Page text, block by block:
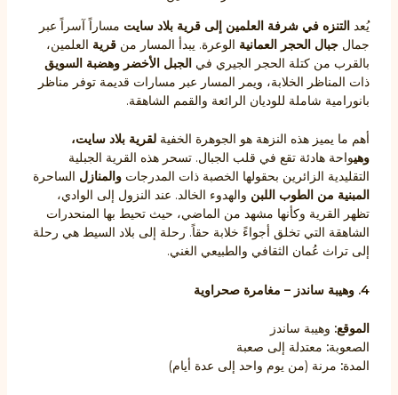
يُعد التنزه في شرفة العلمين إلى قرية بلاد سايت مساراً آسراً عبر
جمال جبال الحجر العمانية الوعرة. يبدأ المسار من قرية العلمين،
بالقرب من كتلة الحجر الجيري في الجبل الأخضر وهضبة السويق
ذات المناظر الخلابة، ويمر المسار عبر مسارات قديمة توفر مناظر
بانورامية شاملة للوديان الرائعة والقمم الشاهقة.
أهم ما يميز هذه النزهة هو الجوهرة الخفية لقرية بلاد سايت،
وهيواحة هادئة تقع في قلب الجبال. تسحر هذه القرية الجبلية
التقليدية الزائرين بحقولها الخصبة ذات المدرجات والمنازل الساحرة
المبنية من الطوب اللبن والهدوء الخالد. عند النزول إلى الوادي،
تظهر القرية وكأنها مشهد من الماضي، حيث تحيط بها المنحدرات
الشاهقة التي تخلق أجواءً خلابة حقاً. رحلة إلى بلاد السيط هي رحلة
إلى تراث عُمان الثقافي والطبيعي الغني.
4. وهيبة ساندز – مغامرة صحراوية
الموقع: وهيبة ساندز
الصعوبة: معتدلة إلى صعبة
المدة: مرنة (من يوم واحد إلى عدة أيام)